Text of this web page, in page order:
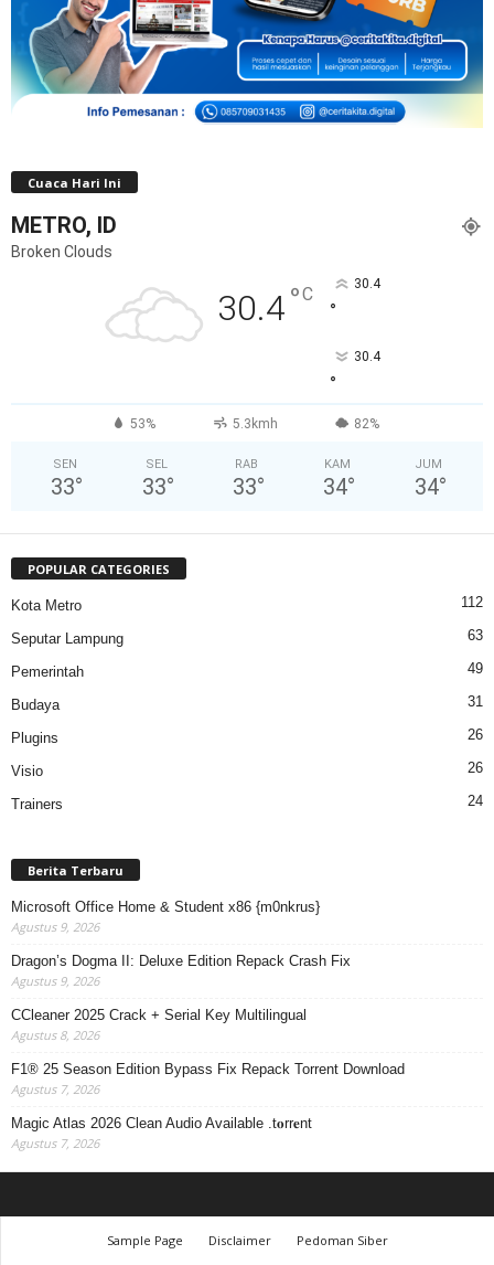
Cuaca Hari Ini
METRO, ID
Broken Clouds
30.4°C 30.4
°
30.4
°
53% 5.3kmh 82%
SEN
33°
SEL
33°
RAB
33°
KAM
34°
JUM
34°
POPULAR CATEGORIES
Kota Metro 112
Seputar Lampung 63
Pemerintah 49
Budaya 31
Plugins 26
Visio 26
Trainers 24
Berita Terbaru
Microsoft Office Home & Student x86 {m0nkrus}
Agustus 9, 2026
Dragon’s Dogma II: Deluxe Edition Repack Crash Fix
Agustus 9, 2026
CCleaner 2025 Crack + Serial Key Multilingual
Agustus 8, 2026
F1® 25 Season Edition Bypass Fix Repack Torrent Download
Agustus 7, 2026
Magic Atlas 2026 Clean Audio Available .t𝐨rr𝐞nt
Agustus 7, 2026
Sample Page Disclaimer
Pedoman Siber